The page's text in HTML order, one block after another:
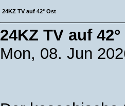
24KZ TV auf 42° Ost
24KZ TV auf
Mon, 08. Jun